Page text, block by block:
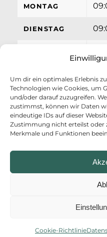
Um dir ein optimales Erlebnis
Technologien wie Cookies, um
und/oder darauf zuzugreifen.
zustimmst, können wir Daten
eindeutige IDs auf dieser
Zustimmung nicht erteilst oder
Merkmale und Funktionen
Cookie-Richtlinie
MONTAG
DIENSTAG
FREITAG
© Copyright - AZV Ostufer
Erklärung zur Barrierefreiheit
Cookie-Richtlinie (EU)